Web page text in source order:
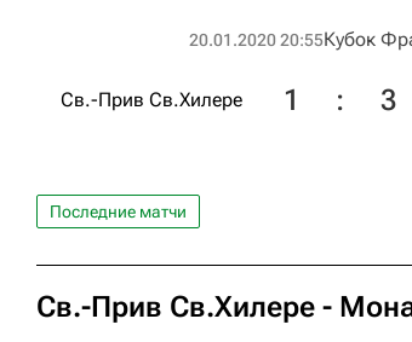
20.01.2020 20:55Кубок
Св.-Прив Св.Хилере 1 : 3
Последние матчи
Св.-Прив Св.Хилере -